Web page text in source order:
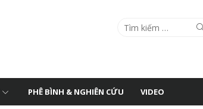
Search
PHÊ BÌNH & NGHIÊN CỨU VIDEO